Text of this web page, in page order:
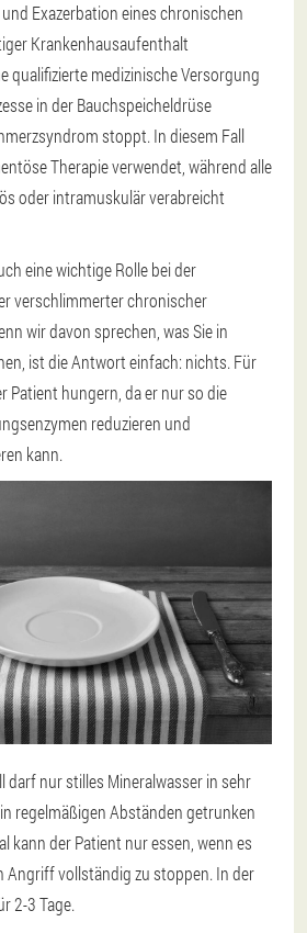
Exazerbation eines chronischen
Krankenhausaufenthalt
qualifizierte medizinische Versorgung
in der Bauchspeicheldrüse
stoppt. In diesem Fall
Therapie verwendet, während alle
oder intramuskulär verabreicht
eine wichtige Rolle bei der
verschlimmerter chronischer
wir davon sprechen, was Sie in
ist die Antwort einfach: nichts. Für
Patient hungern, da er nur so die
reduzieren und
kann.
darf nur stilles Mineralwasser in sehr
regelmäßigen Abständen getrunken
kann der Patient nur essen, wenn es
Angriff vollständig zu stoppen. In der
2-3 Tage.